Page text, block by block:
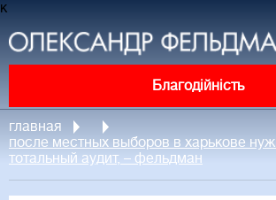
к
Благодійність
главная
после местных выборов в харькове
тотальный аудит, – фельдман